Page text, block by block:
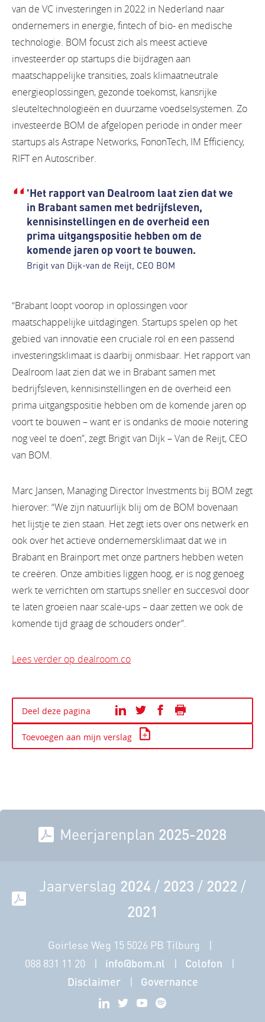
van de VC investeringen in 2022 in Nederland naar
ondernemers in energie, fintech of bio- en medische
technologie. BOM focust zich als meest actieve
investeerder op startups die bijdragen aan
maatschappelijke transities, zoals klimaatneutrale
energieoplossingen, gezonde toekomst, kansrijke
sleuteltechnologieën en duurzame voedselsystemen. Zo
investeerde BOM de afgelopen periode in onder meer
startups als Astrape Networks, FononTech, IM Efficiency,
RIFT en Autoscriber.
'Het rapport van Dealroom laat zien dat we
in Brabant samen met bedrijfsleven,
kennisinstellingen en de overheid een
prima uitgangspositie hebben om de
komende jaren op voort te bouwen.
Brigit van Dijk-van de Reijt, CEO BOM
“Brabant loopt voorop in oplossingen voor
maatschappelijke uitdagingen. Startups spelen op het
gebied van innovatie een cruciale rol en een passend
investeringsklimaat is daarbij onmisbaar. Het rapport van
Dealroom laat zien dat we in Brabant samen met
bedrijfsleven, kennisinstellingen en de overheid een
prima uitgangspositie hebben om de komende jaren op
voort te bouwen – want er is ondanks de mooie notering
nog veel te doen”, zegt Brigit van Dijk – Van de Reijt, CEO
van BOM.
Marc Jansen, Managing Director Investments bij BOM zegt
hierover: “We zijn natuurlijk blij om de BOM bovenaan
het lijstje te zien staan. Het zegt iets over ons netwerk en
ook over het actieve ondernemersklimaat dat we in
Brabant en Brainport met onze partners hebben weten
te creëren. Onze ambities liggen hoog, er is nog genoeg
werk te verrichten om startups sneller en succesvol door
te laten groeien naar scale-ups – daar zetten we ook de
komende tijd graag de schouders onder”.
Lees verder op dealroom.co
Deel deze pagina
Toevoegen aan mijn verslag
Meerjarenplan 2025-2028
Jaarverslag 2024/ 2023 / 2022 /
2021
Goirlese Weg 15 5026 PB Tilburg
088 831 11 20
info@bom.nl
Colofon
Disclaimer
Governance